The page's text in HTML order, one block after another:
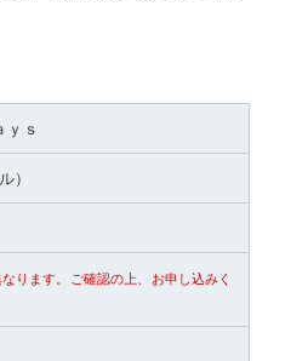
ｓ
）
ります。ご確認の上、お申し込みく